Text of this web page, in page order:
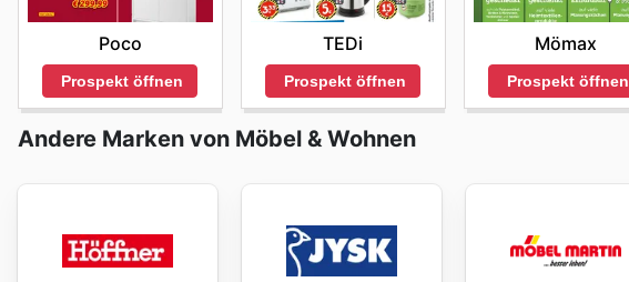
Wiethoff's weekly ads and enjoy exclusive savings every day.
Poco
Prospekt öffnen
TEDi
Prospekt öffnen
Mömax
Prospekt öffnen
Andere Marken von Möbel & Wohnen